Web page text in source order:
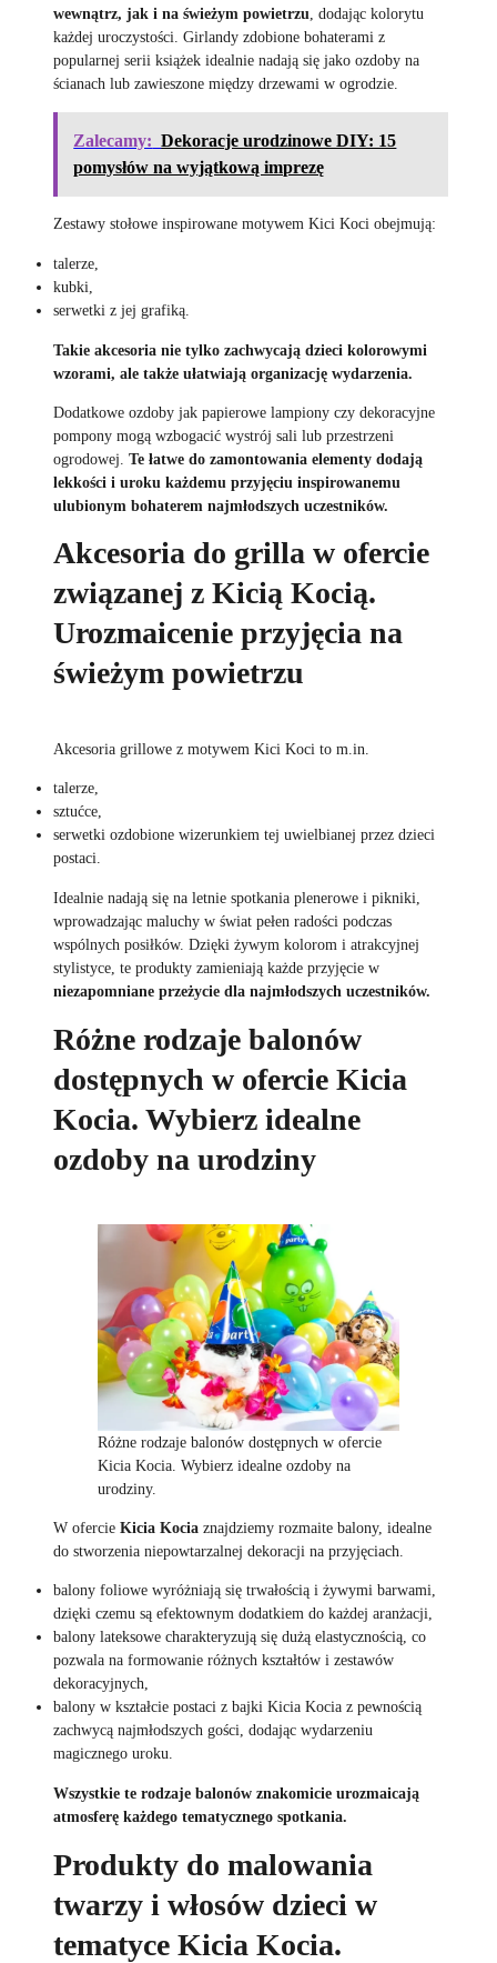
wewnątrz, jak i na świeżym powietrzu, dodając kolorytu
każdej uroczystości. Girlandy zdobione bohaterami z
popularnej serii książek idealnie nadają się jako ozdoby na
ścianach lub zawieszone między drzewami w ogrodzie.
Zalecamy: Dekoracje urodzinowe DIY: 15
pomysłów na wyjątkową imprezę
Zestawy stołowe inspirowane motywem Kici Koci obejmują:
talerze,
kubki,
serwetki z jej grafiką.
Takie akcesoria nie tylko zachwycają dzieci kolorowymi
wzorami, ale także ułatwiają organizację wydarzenia.
Dodatkowe ozdoby jak papierowe lampiony czy dekoracyjne
pompony mogą wzbogacić wystrój sali lub przestrzeni
ogrodowej. Te łatwe do zamontowania elementy dodają
lekkości i uroku każdemu przyjęciu inspirowanemu
ulubionym bohaterem najmłodszych uczestników.
Akcesoria do grilla w ofercie
związanej z Kicią Kocią.
Urozmaicenie przyjęcia na
świeżym powietrzu
Akcesoria grillowe z motywem Kici Koci to m.in.
talerze,
sztućce,
serwetki ozdobione wizerunkiem tej uwielbianej przez dzieci
postaci.
Idealnie nadają się na letnie spotkania plenerowe i pikniki,
wprowadzając maluchy w świat pełen radości podczas
wspólnych posiłków. Dzięki żywym kolorom i atrakcyjnej
stylistyce, te produkty zamieniają każde przyjęcie w
niezapomniane przeżycie dla najmłodszych uczestników.
Różne rodzaje balonów
dostępnych w ofercie Kicia
Kocia. Wybierz idealne
ozdoby na urodziny
Różne rodzaje balonów dostępnych w ofercie
Kicia Kocia. Wybierz idealne ozdoby na
urodziny.
W ofercie Kicia Kocia znajdziemy rozmaite balony, idealne
do stworzenia niepowtarzalnej dekoracji na przyjęciach.
balony foliowe wyróżniają się trwałością i żywymi barwami,
dzięki czemu są efektownym dodatkiem do każdej aranżacji,
balony lateksowe charakteryzują się dużą elastycznością, co
pozwala na formowanie różnych kształtów i zestawów
dekoracyjnych,
balony w kształcie postaci z bajki Kicia Kocia z pewnością
zachwycą najmłodszych gości, dodając wydarzeniu
magicznego uroku.
Wszystkie te rodzaje balonów znakomicie urozmaicają
atmosferę każdego tematycznego spotkania.
Produkty do malowania
twarzy i włosów dzieci w
tematyce Kicia Kocia.